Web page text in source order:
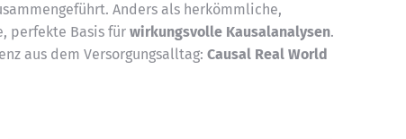
Anders als herkömmliche,
perfekte Basis für wirkungsvolle Kausalanalysen.
aus dem Versorgungsalltag: Causal Real World